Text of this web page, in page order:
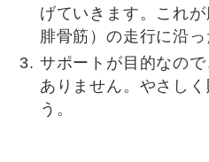
げていきます。これ
腓骨筋）の走行に沿っ
サポートが目的なの
ありません。やさし
う。